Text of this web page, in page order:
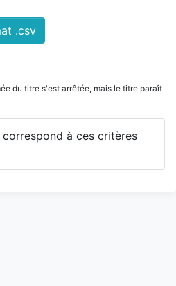
.csv
du titre s'est arrêtée, mais le titre paraît
à ces critères